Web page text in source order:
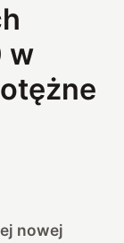
w
nowej